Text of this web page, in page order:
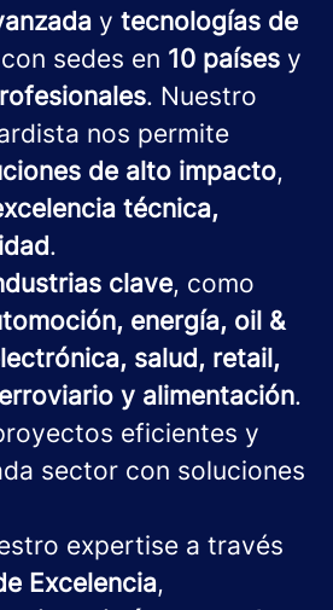
y tecnologías de
sedes en 10 países y
. Nuestro
nos permite
de alto impacto,
técnica,
.
clave, como
energía, oil &
salud, retail,
y alimentación.
eficientes y
sector con soluciones
expertise a través
Excelencia,